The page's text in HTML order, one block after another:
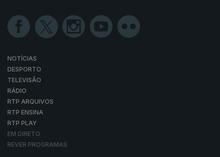
NOTÍCIAS
DESPORTO
TELEVISÃO
RÁDIO
RTP ARQUIVOS
RTP ENSINA
RTP PLAY
EM DIRETO
REVER PROGRAMAS